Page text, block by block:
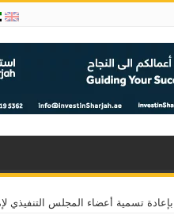
تسمية أعضاء المجلس التنفيذي